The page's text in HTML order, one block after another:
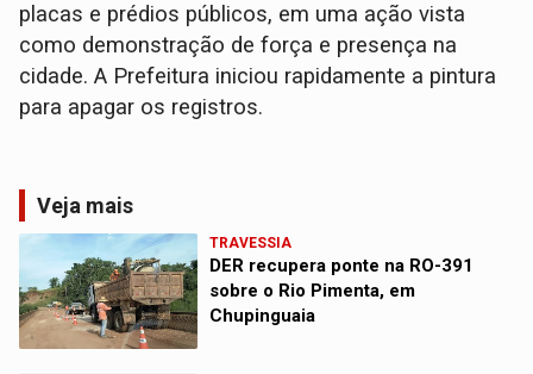
placas e prédios públicos, em uma ação vista
como demonstração de força e presença na
cidade. A Prefeitura iniciou rapidamente a pintura
para apagar os registros.
Veja mais
TRAVESSIA
DER recupera ponte na RO-391
sobre o Rio Pimenta, em
Chupinguaia